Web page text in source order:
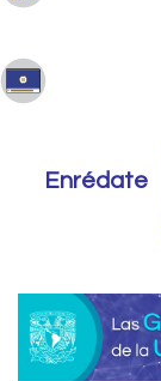
Enrédate